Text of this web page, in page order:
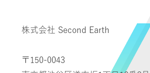
株式会社 Second Earth
〒150-0043